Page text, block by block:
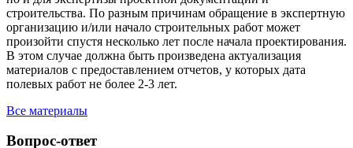
строительства. По разным причинам обращение в экспертную
организацию и/или начало строительных работ может
произойти спустя несколько лет после начала проектирования.
В этом случае должна быть произведена актуализация
материалов с предоставлением отчетов, у которых дата
полевых работ не более 2-3 лет.
Все материалы
Вопрос-ответ